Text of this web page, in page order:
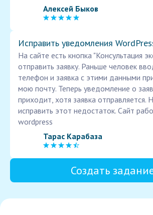
Алексей Быков
Исправить уведомления
На сайте есть кнопка "Консультация
отправить заявку. Раньше человек
телефон и заявка с этими данными
мою почту. Теперь уведомление о
приходит, хотя заявка отправляется.
исправить этот недостаток. Сайт
wordpress
Тарас Карабаза
Создать